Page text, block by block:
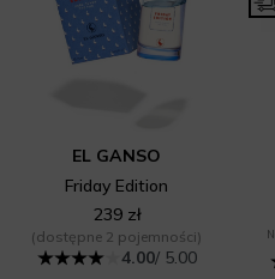
EL GANSO
Friday Edition
239 zł
(dostępne 2 pojemności)
4.00/ 5.00